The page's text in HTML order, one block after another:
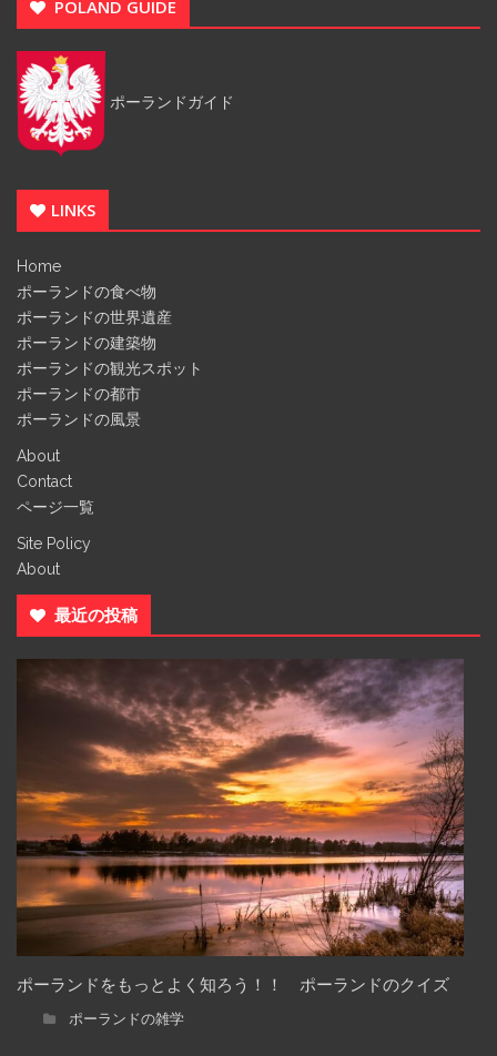
POLAND GUIDE
ポーランドガイド
LINKS
Home
ポーランドの食べ物
ポーランドの世界遺産
ポーランドの建築物
ポーランドの観光スポット
ポーランドの都市
ポーランドの風景
About
Contact
ページ一覧
Site Policy
About
最近の投稿
ポーランドをもっとよく知ろう！！ ポーランドのクイズ
ポーランドの雑学